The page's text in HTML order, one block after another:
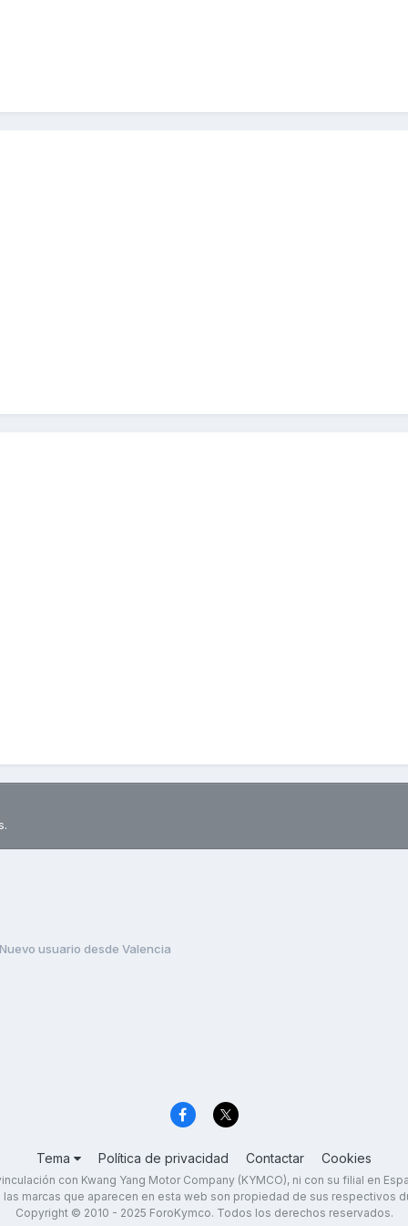
Nuevo usuario desde Valencia
Tema Política de privacidad Contactar Cookies
con Kwang Yang Motor Company (KYMCO), ni con su filial en
las marcas que aparecen en esta web son propiedad de sus respectivos
Copyright © 2010 - 2025 ForoKymco. Todos los derechos reservados.